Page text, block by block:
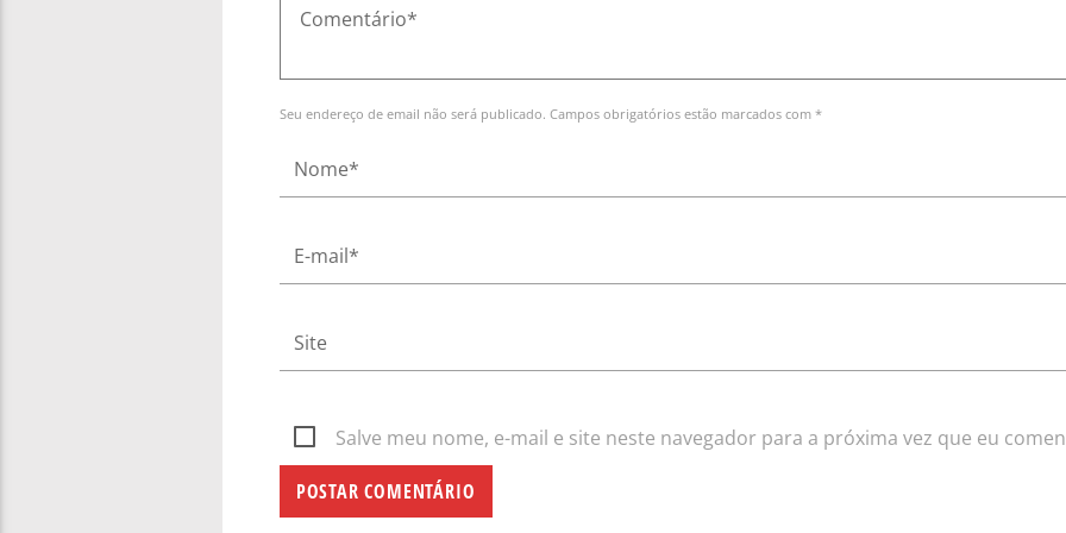
Seu endereço de email não será publicado. Campos obrigatórios estão marcados com *
Salve meu nome, e-mail e site neste navegador para a próxima vez que eu